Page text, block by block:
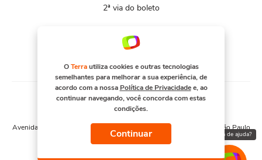
2ª via do boleto
Avenida Engenheiro Luís Carlos Berrini, 1376 - Cidade Monções - São Paulo
– SP. CNPJ 91.088.328/0001-67
OTerrautiliza cookies e outras tecnologias
semelhantes para melhorar a sua experiência, de
acordo com a nossa Política de Privacidadee, ao
continuar navegando, você concorda com estas
condições.
Continuar Precisa de ajuda?